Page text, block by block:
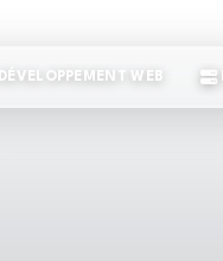
DÉVELOPPEMENT WEB